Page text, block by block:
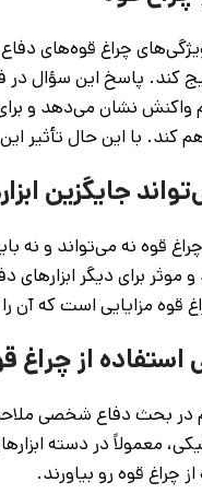
ویژگی‌های چراغ قوه‌های
گیج کند. پاسخ این سؤال
نشان می‌دهد و برای
کند. با این حال تأثیر
جایگزین
قوه نه می‌تواند و نه
موثر برای دیگر
قوه مزایایی است که
استفاده از
بحث دفاع شخصی
معمولاً در دسته
چراغ قوه رو بیاورند.